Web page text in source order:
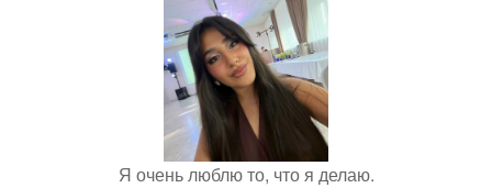
Я очень люблю то, что я делаю.